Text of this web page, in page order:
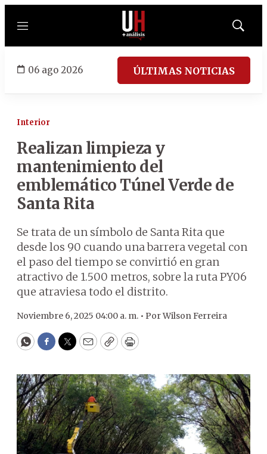
Menú
Mostrar
06 ago 2026 ÚLTIMAS NOTICIAS
Interior
Realizan limpieza y
mantenimiento del
emblemático Túnel Verde de
Santa Rita
Se trata de un símbolo de Santa Rita que
desde los 90 cuando una barrera vegetal con
el paso del tiempo se convirtió en gran
atractivo de 1.500 metros, sobre la ruta PY06
que atraviesa todo el distrito.
Noviembre 6, 2025 04:00 a. m. • PorWilson Ferreira
WhatsApp
Facebook
Twitter
EmailCopyPrint